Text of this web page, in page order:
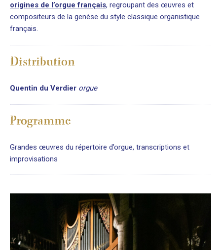
origines de l’orgue français, regroupant des œuvres et
compositeurs de la genèse du style classique organistique
français.
Distribution
Quentin du Verdier orgue
Programme
Grandes œuvres du répertoire d’orgue, transcriptions et
improvisations